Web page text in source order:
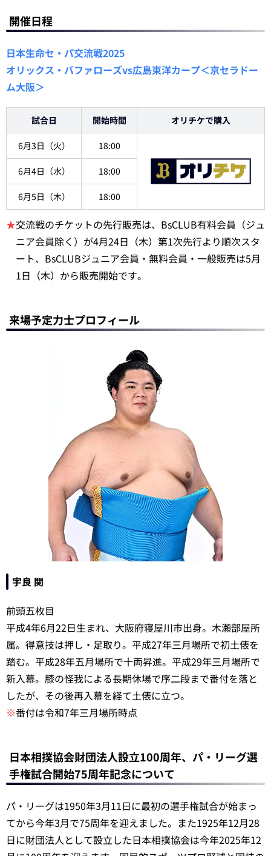
開催日程
日本生命セ・パ交流戦2025
オリックス・バファローズvs広島東洋カープ＜京セラドー
ム大阪＞
試合日 開始時間 オリチケで購入
6月3日（火） 18:00
6月4日（水） 18:00
6月5日（木） 18:00
★交流戦のチケットの先行販売は、BsCLUB有料会員（ジュ
ニア会員除く）が4月24日（木）第1次先行より順次スタ
ート、BsCLUBジュニア会員・無料会員・一般販売は5月
1日（木）から販売開始です。
来場予定力士プロフィール
宇良 関
前頭五枚目
平成4年6月22日生まれ、大阪府寝屋川市出身。木瀬部屋所
属。得意技は押し・足取り。平成27年三月場所で初土俵を
踏む。平成28年五月場所で十両昇進。平成29年三月場所で
新入幕。膝の怪我による長期休場で序二段まで番付を落と
したが、その後再入幕を経て土俵に立つ。
※番付は令和7年三月場所時点
日本相撲協会財団法人設立100周年、パ・リーグ選
手権試合開始75周年記念について
パ・リーグは1950年3月11日に最初の選手権試合が始まっ
てから今年3月で75周年を迎えました。また1925年12月28
日に財団法人として設立した日本相撲協会は今年2025年12